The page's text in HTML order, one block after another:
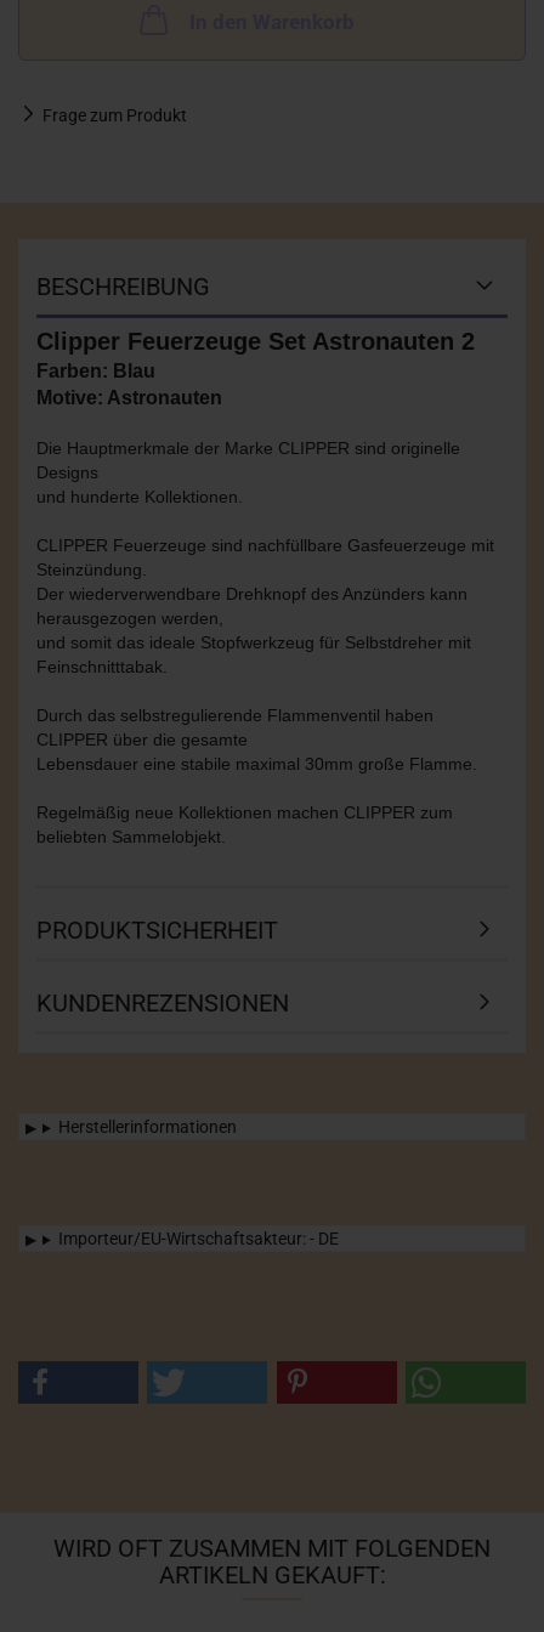
Frage zum Produkt
BESCHREIBUNG
Clipper Feuerzeuge Set Astronauten 2
Farben: Blau
Motive: Astronauten
Die Hauptmerkmale der Marke CLIPPER sind originelle
Designs
und hunderte Kollektionen.
CLIPPER Feuerzeuge sind nachfüllbare Gasfeuerzeuge mit
Steinzündung.
Der wiederverwendbare Drehknopf des Anzünders kann
herausgezogen werden,
und somit das ideale Stopfwerkzeug für Selbstdreher mit
Feinschnitttabak.
Durch das selbstregulierende Flammenventil haben
CLIPPER über die gesamte
Lebensdauer eine stabile maximal 30mm große Flamme.
Regelmäßig neue Kollektionen machen CLIPPER zum
beliebten Sammelobjekt.
PRODUKTSICHERHEIT
KUNDENREZENSIONEN
Herstellerinformationen
Importeur/EU-Wirtschaftsakteur: - DE
WIRD OFT ZUSAMMEN MIT FOLGENDEN
ARTIKELN GEKAUFT: